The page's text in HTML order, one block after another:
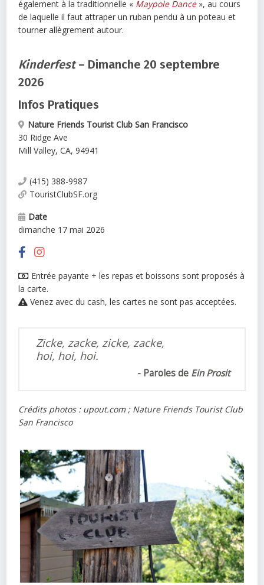
également à la traditionnelle « Maypole Dance», au cours
de laquelle il faut attraper un ruban pendu à un poteau et
tourner allègrement autour.
Kinderfest– Dimanche 20 septembre
2026
Infos Pratiques
Nature Friends Tourist Club San Francisco
30 Ridge Ave
Mill Valley,CA,94941
(415) 388-9987
TouristClubSF.org
Date
dimanche 17 mai 2026
Entrée payante + les repas et boissons sont proposés à
la carte.
Venez avec du cash, les cartes ne sont pas acceptées.
Zicke, zacke, zicke, zacke,
hoi, hoi, hoi.
Paroles de Ein Prosit
Crédits photos : upout.com ; Nature Friends Tourist Club
San Francisco